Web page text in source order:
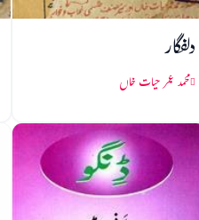
دلفگار
محمد عمر حیات خاں